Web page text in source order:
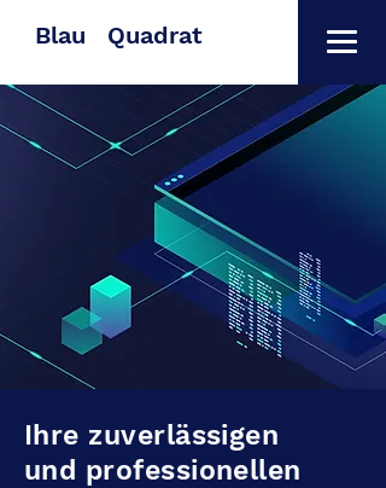
Blau Quadrat
Ihre zuverlässigen
und professionellen